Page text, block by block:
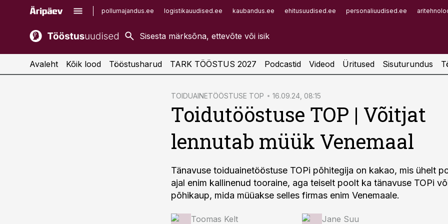
pollumajandus.ee logistikauudised.ee kaubandus.ee ehitusuudised.ee personaliuudised.ee
kaubandus.ee
kinnisvarauudised.ee
imelineajalugu.ee
Infopank
Avaleht Kõik lood Tööstusharud TARK TÖÖSTUS 2027 Podcastid Videod Üritused Sisuturundus
TOIDUAINETÖÖSTUSE TOP 16.09.24, 08:15
Toidutööstuse TOP | Võitjat
lennutab müük Venemaal
Tänavuse toiduainetööstuse TOPi põhitegija on kakao, mis ühelt
ajal enim kallinenud tooraine, aga teiselt poolt ka tänavuse TOPi
põhikaup, mida müüakse selles firmas enim Venemaale.
Toomas Kelt Jane Suu